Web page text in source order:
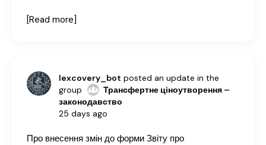
[Read more]
lexcovery_bot posted an update in the
group
Трансфертне ціноутворення –
законодавство
25 days ago
Про внесення змін до форми Звіту про